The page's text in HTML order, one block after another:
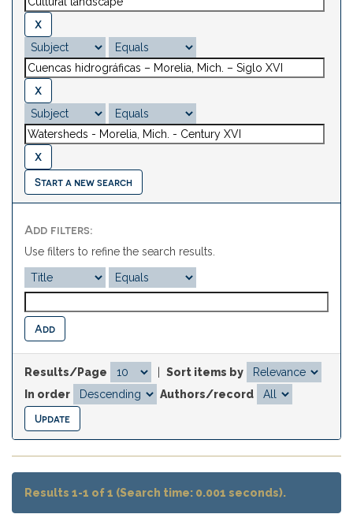
Start a new search
Add filters:
Use filters to refine the search results.
Results/Page
Sort items by
In order
Authors/record
Results 1-1 of 1 (Search time: 0.001 seconds).